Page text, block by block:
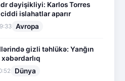
dəyişikliyi: Karlos Torres
islahatlar aparır
Avropa
gizli təhlükə: Yanğın
Dünya